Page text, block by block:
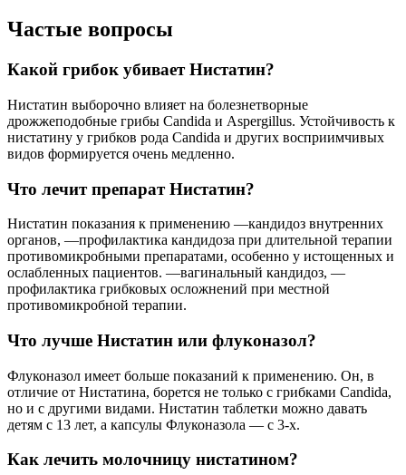
Частые вопросы
Какой грибок убивает Нистатин?
Нистатин выборочно влияет на болезнетворные
дрожжеподобные грибы Candida и Aspergillus. Устойчивость к
нистатину у грибков рода Candida и других восприимчивых
видов формируется очень медленно.
Что лечит препарат Нистатин?
Нистатин показания к применению —кандидоз внутренних
органов, —профилактика кандидоза при длительной терапии
противомикробными препаратами, особенно у истощенных и
ослабленных пациентов. —вагинальный кандидоз, —
профилактика грибковых осложнений при местной
противомикробной терапии.
Что лучше Нистатин или флуконазол?
Флуконазол имеет больше показаний к применению. Он, в
отличие от Нистатина, борется не только с грибками Candida,
но и с другими видами. Нистатин таблетки можно давать
детям с 13 лет, а капсулы Флуконазола — с 3-х.
Как лечить молочницу нистатином?